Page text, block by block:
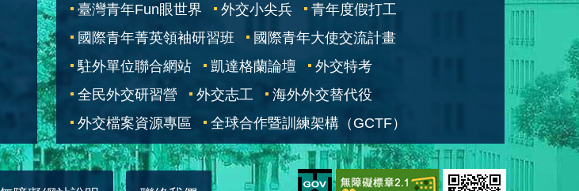
臺灣青年Fun眼世界
外交小尖兵
青年度假打工
國際青年菁英領袖研習班
國際青年大使交流計畫
駐外單位聯合網站
凱達格蘭論壇
外交特考
全民外交研習營
外交志工
海外外交替代役
外交檔案資源專區
全球合作暨訓練架構（GCTF）